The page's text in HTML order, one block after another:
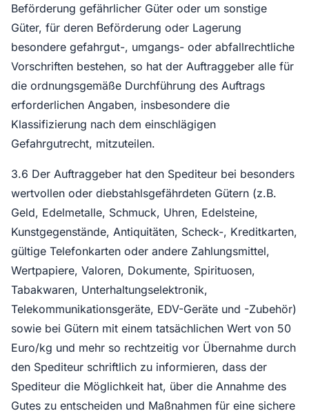
Beförderung gefährlicher Güter oder um sonstige
Güter, für deren Beförderung oder Lagerung
besondere gefahrgut-, umgangs- oder abfallrechtliche
Vorschriften bestehen, so hat der Auftraggeber alle für
die ordnungsgemäße Durchführung des Auftrags
erforderlichen Angaben, insbesondere die
Klassifizierung nach dem einschlägigen
Gefahrgutrecht, mitzuteilen.
3.6 Der Auftraggeber hat den Spediteur bei besonders
wertvollen oder diebstahlsgefährdeten Gütern (z.B.
Geld, Edelmetalle, Schmuck, Uhren, Edelsteine,
Kunstgegenstände, Antiquitäten, Scheck-, Kreditkarten,
gültige Telefonkarten oder andere Zahlungsmittel,
Wertpapiere, Valoren, Dokumente, Spirituosen,
Tabakwaren, Unterhaltungselektronik,
Telekommunikationsgeräte, EDV-Geräte und -Zubehör)
sowie bei Gütern mit einem tatsächlichen Wert von 50
Euro/kg und mehr so rechtzeitig vor Übernahme durch
den Spediteur schriftlich zu informieren, dass der
Spediteur die Möglichkeit hat, über die Annahme des
Gutes zu entscheiden und Maßnahmen für eine sichere